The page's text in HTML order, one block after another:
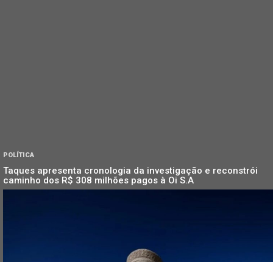
POLÍTICA
Taques apresenta cronologia da investigação e reconstrói
caminho dos R$ 308 milhões pagos à Oi S.A